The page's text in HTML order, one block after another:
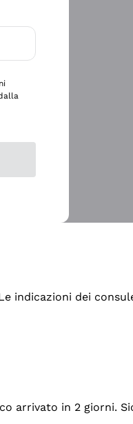
indicazioni dei
arrivato in 2 giorni.